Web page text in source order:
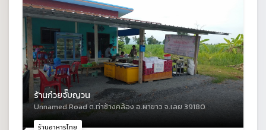
ร้านอาหารไทย
ร้านก๋วยจั๊บญวน
Unnamed Road ต.ท่าช้างคล้อง อ.ผาขาว จ.เลย 39180